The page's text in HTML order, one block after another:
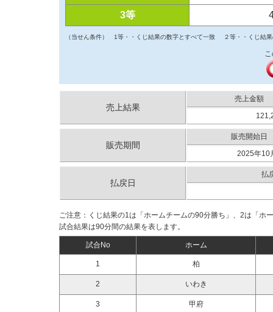
3等
（当せん条件） 1等・・くじ結果の数字とすべて一致 ２等・・くじ結
売上結果
売上金額
販売期間
販売開始日
2025年10
払戻日
払
ご注意：くじ結果の1は「ホームチームの90分勝ち」、2は「ホ
試合結果は90分間の結果を表します。
試合No ホーム
1 柏
2 いわき
3 甲府